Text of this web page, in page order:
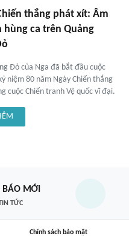
thắng phát xít: Âm
hùng ca trên Quảng
Đỏ của Nga đã bắt đầu cuộc
niệm 80 năm Ngày Chiến thắng
cuộc Chiến tranh Vệ quốc vĩ đại.
MỚI
TỨC
Chính sách bảo mật